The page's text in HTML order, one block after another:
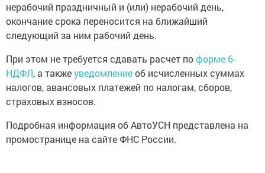
нерабочий праздничный и (или) нерабочий день,
окончание срока переносится на ближайший
следующий за ним рабочий день.
При этом не требуется сдавать расчет поформе 6-
НДФЛ, а такжеуведомлениеоб исчисленных суммах
налогов, авансовых платежей по налогам, сборов,
страховых взносов.
Подробная информация об АвтоУСН представлена на
промостранице на сайте ФНС России.